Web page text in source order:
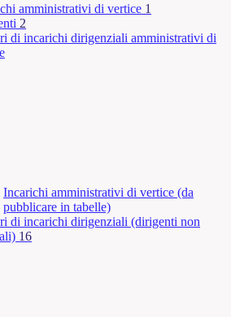
amministrativi di vertice 1
2
di incarichi dirigenziali amministrativi di
Incarichi amministrativi di vertice (da
pubblicare in tabelle)
di incarichi dirigenziali (dirigenti non
16